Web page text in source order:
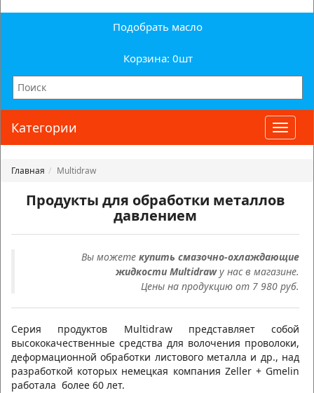
Подобрать масло
Корзина: 0шт
Toggle
Категории
Главная Multidraw
Продукты для обработки металлов
давлением
Вы можете купить смазочно-охлаждающие
жидкости Multidrawу нас в магазине.
Цены на продукцию от 7 980 руб.
Серия продуктов Multidraw представляет собой
высококачественные средства для волочения проволоки,
деформационной обработки листового металла и др., над
разработкой которых немецкая компания Zeller + Gmelin
работала более 60 лет.